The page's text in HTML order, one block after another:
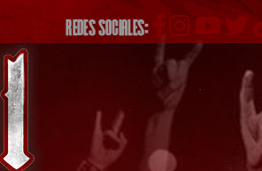
REDES SOCIALES: